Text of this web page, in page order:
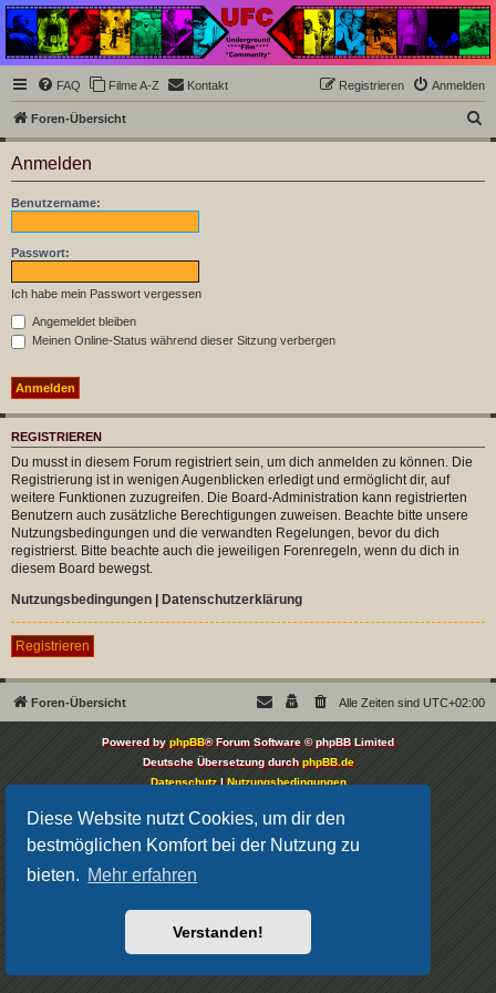
Diese Website nutzt Cookies, um dir den
bestmöglichen Komfort bei der Nutzung zu
bieten. Mehr erfahren
Verstanden!
Underground Film
Community
Die Underground Film Community ist ein deutschsprachiges Filmforum und ein Paradies
für Cineasten und Filmsüchtige jenseits des Mainstreams.
FAQ Filme A-Z Kontakt Anmelden
Registrieren
Foren-Übersicht
u
Anmelden
Benutzername:
Passwort:
Ich habe mein Passwort vergessen
Angemeldet bleiben
Meinen Online-Status während dieser Sitzung verbergen
REGISTRIEREN
Du musst in diesem Forum registriert sein, um dich anmelden zu können. Die
Registrierung ist in wenigen Augenblicken erledigt und ermöglicht dir, auf
weitere Funktionen zuzugreifen. Die Board-Administration kann registrierten
Benutzern auch zusätzliche Berechtigungen zuweisen. Beachte bitte unsere
Nutzungsbedingungen und die verwandten Regelungen, bevor du dich
registrierst. Bitte beachte auch die jeweiligen Forenregeln, wenn du dich in
diesem Board bewegst.
Nutzungsbedingungen
Datenschutzerklärung
Registrieren
Foren-Übersicht Alle Zeiten sind UTC+02:00
Powered byphpBB® Forum Software © phpBB Limited
Deutsche Übersetzung durchphpBB.de
Datenschutz|Nutzungsbedingungen